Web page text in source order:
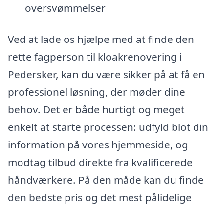
oversvømmelser
Ved at lade os hjælpe med at finde den
rette fagperson til kloakrenovering i
Pedersker, kan du være sikker på at få en
professionel løsning, der møder dine
behov. Det er både hurtigt og meget
enkelt at starte processen: udfyld blot din
information på vores hjemmeside, og
modtag tilbud direkte fra kvalificerede
håndværkere. På den måde kan du finde
den bedste pris og det mest pålidelige